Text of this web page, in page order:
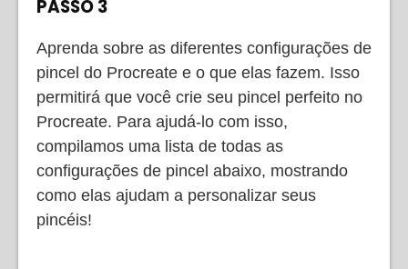
PASSO 3
Aprenda sobre as diferentes configurações de
pincel do Procreate e o que elas fazem. Isso
permitirá que você crie seu pincel perfeito no
Procreate. Para ajudá-lo com isso,
compilamos uma lista de todas as
configurações de pincel abaixo, mostrando
como elas ajudam a personalizar seus
pincéis!